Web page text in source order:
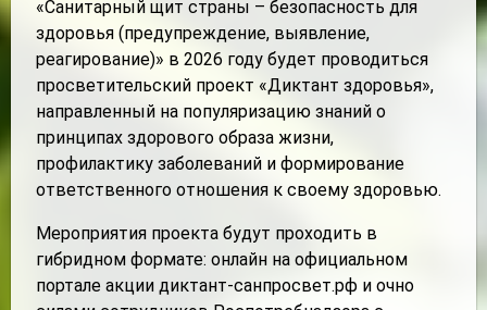
«Санитарный щит страны – безопасность для
здоровья (предупреждение, выявление,
реагирование)» в 2026 году будет проводиться
просветительский проект «Диктант здоровья»,
направленный на популяризацию знаний о
принципах здорового образа жизни,
профилактику заболеваний и формирование
ответственного отношения к своему здоровью.
Мероприятия проекта будут проходить в
гибридном формате: онлайн на официальном
портале акции диктант-санпросвет.рф и очно